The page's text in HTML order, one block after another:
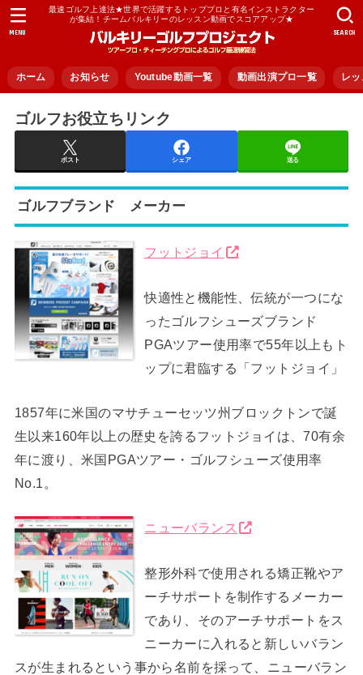
最速ゴルフ上達法★世界で活躍するトッププロと有名インストラクター
が集結！チームバルキリーのレッスン動画でスコアアップ★
ホーム お知らせ Youtube動画一覧 動画出演プロ一覧 レ
SEARCH
MENU
ゴルフお役立ちリンク
ポスト シェア 送る
ゴルフブランド メーカー
フットジョイ
快適性と機能性、伝統が一つにな
ったゴルフシューズブランド
PGAツアー使用率で55年以上もト
ップに君臨する「フットジョイ」
1857年に米国のマサチューセッツ州ブロックトンで誕
生以来160年以上の歴史を誇るフットジョイは、70有余
年に渡り、米国PGAツアー・ゴルフシューズ使用率
No.1。
ニューバランス
整形外科で使用される矯正靴やア
ーチサポートを制作するメーカー
であり、そのアーチサポートをス
ニーカーに入れると新しいバラン
スが生まれるという事から名前を採って、ニューバラン